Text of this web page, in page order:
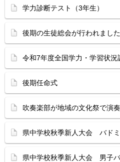
学力診断テスト（3年生）
後期の生徒総会が行われました
令和7年度全国学力・学習状況
後期任命式
吹奏楽部が地域の文化祭で演
県中学校秋季新人大会 バド
県中学校秋季新人大会 男